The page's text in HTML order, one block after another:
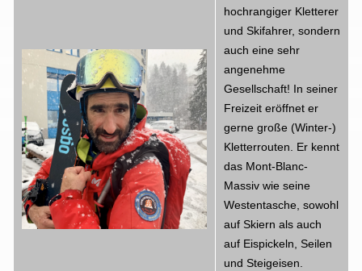
hochrangiger Kletterer
und Skifahrer, sondern
auch eine sehr
angenehme
Gesellschaft! In seiner
Freizeit eröffnet er
gerne große (Winter-)
Kletterrouten. Er kennt
das Mont-Blanc-
Massiv wie seine
Westentasche, sowohl
auf Skiern als auch
auf Eispickeln, Seilen
und Steigeisen.